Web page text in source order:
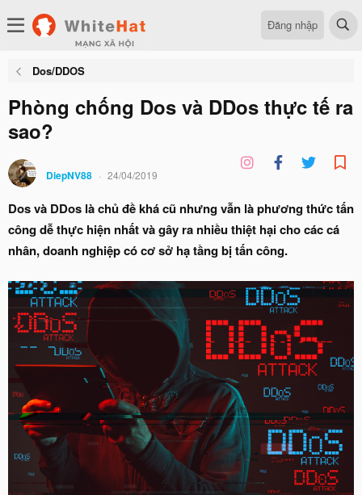
Đăng nhập
Dos/DDOS
Phòng chống Dos và DDos thực tế ra
sao?
DiepNV88 24/04/2019
Dos và DDos là chủ đề khá cũ nhưng vẫn là phương thức tấn
công dễ thực hiện nhất và gây ra nhiều thiệt hại cho các cá
nhân, doanh nghiệp có cơ sở hạ tầng bị tấn công.